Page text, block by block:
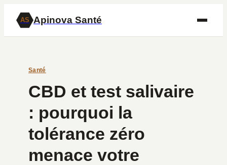
AS Apinova Santé
Santé
CBD et test salivaire
: pourquoi la
tolérance zéro
menace votre